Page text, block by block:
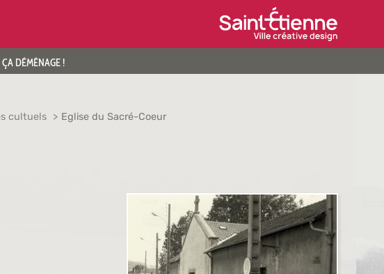
ÇA DÉMÉNAGE !
cultuels Eglise du Sacré-Coeur